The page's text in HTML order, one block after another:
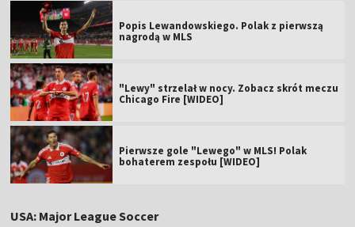
Popis Lewandowskiego. Polak z pierwszą
nagrodą w MLS
"Lewy" strzelał w nocy. Zobacz skrót meczu
Chicago Fire [WIDEO]
Pierwsze gole "Lewego" w MLS! Polak
bohaterem zespołu [WIDEO]
USA: Major League Soccer